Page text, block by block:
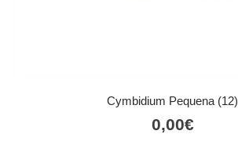
Cymbidium Pequena (12)
0,00€